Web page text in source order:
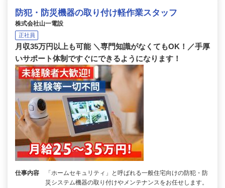
防犯・防災機器の取り付け軽作業スタッフ
株式会社山一電設
正社員
月収35万円以上も可能 ＼専門知識がなくてもOK！／手厚
いサポート体制ですぐにできるようになります！
仕事内容
「ホームセキュリティ」と呼ばれる一般住宅向けの防犯・防
災システム機器の取り付けやメンテナンスをお任せします。